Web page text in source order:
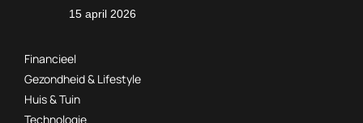
15 april 2026
Financieel
Gezondheid & Lifestyle
Huis & Tuin
Technologie